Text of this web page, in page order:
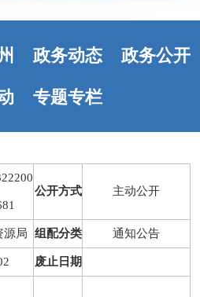
政务动态 政务公开
专题专栏
公开方式 主动公开
源局 组配分类 通知公告
废止日期